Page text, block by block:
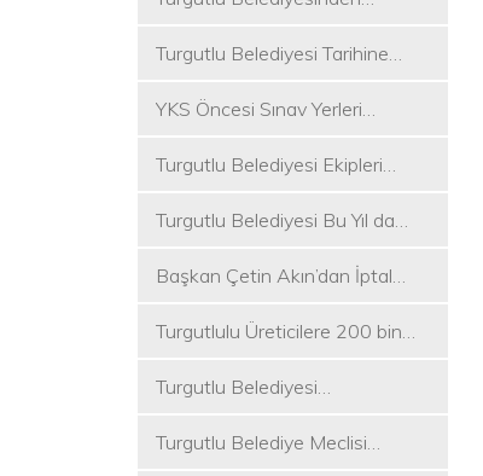
Mesai
Turgutlu Belediyesi Tarihine
YKS Öncesi Sınav Yerleri
Turgutlu Belediyesi Ekipleri
Hizmete Devam Ediyor
Turgutlu Belediyesi Bu Yıl da
Kuracak
Başkan Çetin Akın’dan İptal
Turgutlulu Üreticilere 200 bin
Turgutlu Belediyesi
Turgutlu Belediye Meclisi